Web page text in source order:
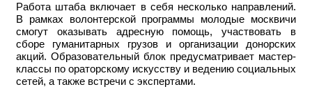
Работа штаба включает в себя несколько направлений.
В рамках волонтерской программы молодые москвичи
смогут оказывать адресную помощь, участвовать в
сборе гуманитарных грузов и организации донорских
акций. Образовательный блок предусматривает мастер-
классы по ораторскому искусству и ведению социальных
сетей, а также встречи с экспертами.